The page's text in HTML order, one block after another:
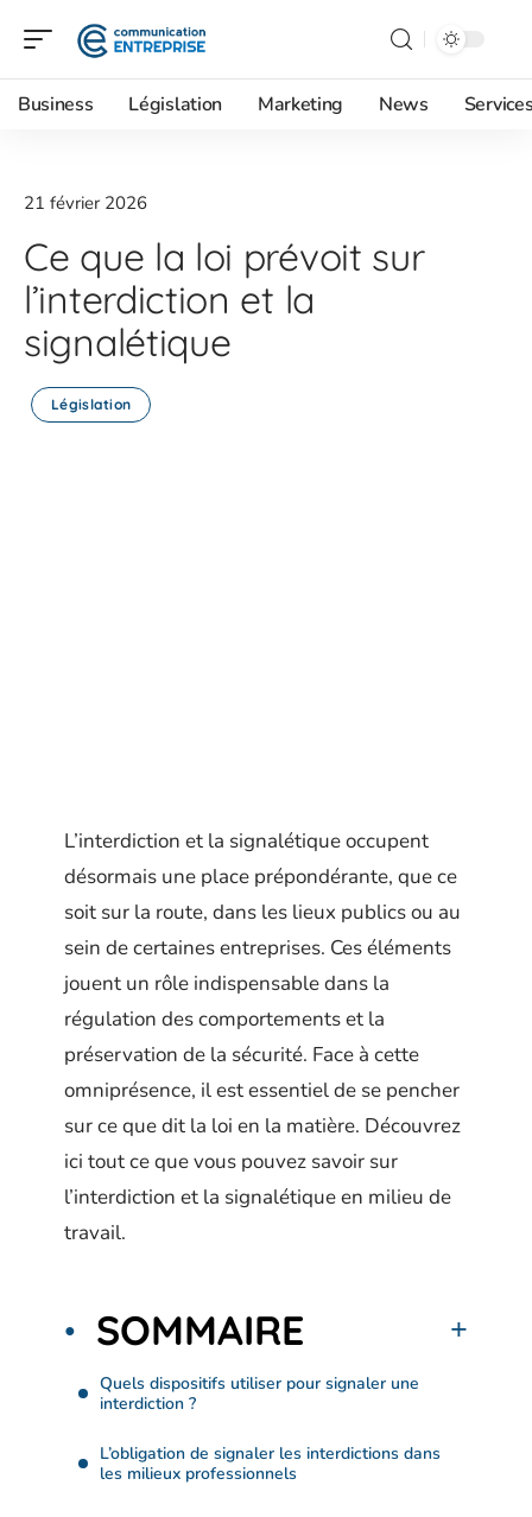
Business Législation Marketing News
21 février 2026
Ce que la loi prévoit sur
l’interdiction et la
signalétique
Législation
L’interdiction et la signalétique occupent
désormais une place prépondérante, que ce
soit sur la route, dans les lieux publics ou au
sein de certaines entreprises. Ces éléments
jouent un rôle indispensable dans la
régulation des comportements et la
préservation de la sécurité. Face à cette
omniprésence, il est essentiel de se pencher
sur ce que dit la loi en la matière. Découvrez
ici tout ce que vous pouvez savoir sur
l’interdiction et la signalétique en milieu de
travail.
SOMMAIRE
Quels dispositifs utiliser pour signaler une
interdiction ?
L’obligation de signaler les interdictions dans
les milieux professionnels